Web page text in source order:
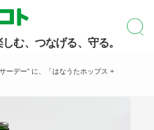
む、つなげる、守る。
ーデー” に、「はなうたホップス +